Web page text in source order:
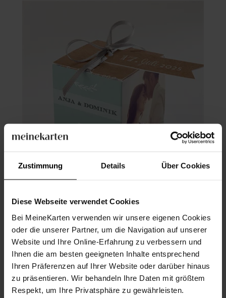
Zustimmung Details Über Cookies
Diese Webseite verwendet Cookies
Bei MeineKarten verwenden wir unsere eigenen Cookies
oder die unserer Partner, um die Navigation auf unserer
Website und Ihre Online-Erfahrung zu verbessern und
Ihnen die am besten geeigneten Inhalte entsprechend
Ihren Präferenzen auf Ihrer Website oder darüber hinaus
zu präsentieren. Wir behandeln Ihre Daten mit größtem
Respekt, um Ihre Privatsphäre zu gewährleisten.